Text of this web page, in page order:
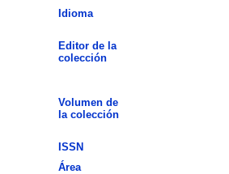
Idioma
Editor de la
colección
Volumen de
la colección
ISSN
Área